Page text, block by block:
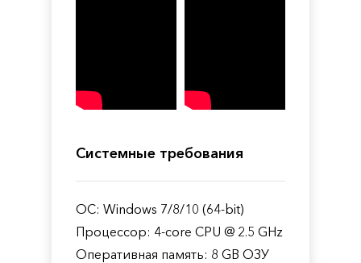
Системные требования
ОС: Windows 7/8/10 (64-bit)
Процессор: 4-core CPU @ 2.5 GHz
Оперативная память: 8 GB ОЗУ